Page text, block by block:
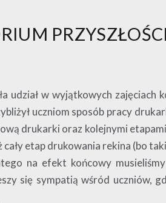
PRZYSZŁOŚCI
udział w wyjątkowych zajęciach
uczniom sposób pracy
drukarki oraz kolejnymi
etap drukowania rekina (bo
na efekt końcowy
się sympatią wśród uczniów,